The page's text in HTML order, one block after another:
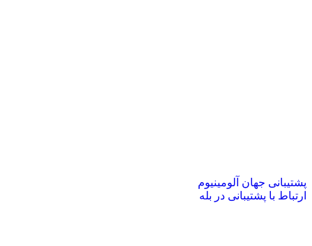
پشتیبانی جهان آلومینیوم
ارتباط با پشتیبانی در بله